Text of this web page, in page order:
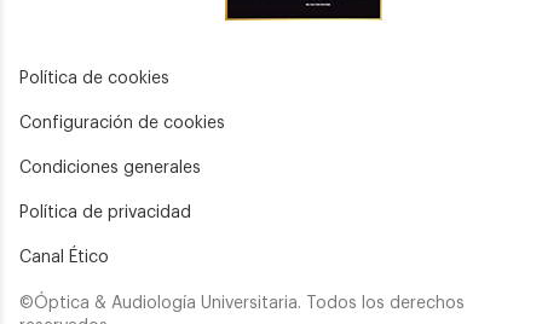
Política de cookies
Configuración de cookies
Condiciones generales
Política de privacidad
Canal Ético
©Óptica & Audiología Universitaria. Todos los derechos